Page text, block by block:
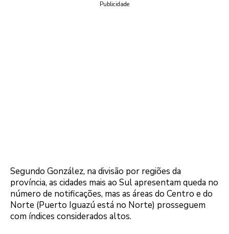
Publicidade
Segundo González, na divisão por regiões da
província, as cidades mais ao Sul apresentam queda no
número de notificações, mas as áreas do Centro e do
Norte (Puerto Iguazú está no Norte) prosseguem
com índices considerados altos.